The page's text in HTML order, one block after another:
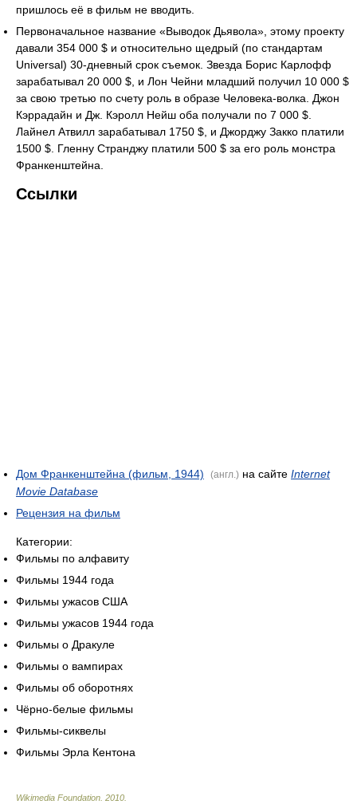
пришлось её в фильм не вводить.
Первоначальное название «Выводок Дьявола», этому проекту
давали 354 000 $ и относительно щедрый (по стандартам
Universal) 30-дневный срок съемок. Звезда Борис Карлофф
зарабатывал 20 000 $, и Лон Чейни младший получил 10 000 $
за свою третью по счету роль в образе Человека-волка. Джон
Кэррадайн и Дж. Кэролл Нейш оба получали по 7 000 $.
Лайнел Атвилл зарабатывал 1750 $, и Джорджу Закко платили
1500 $. Гленну Странджу платили 500 $ за его роль монстра
Франкенштейна.
Ссылки
Дом Франкенштейна (фильм, 1944) (англ.) на сайте Internet
Movie Database
Рецензия на фильм
Категории:
Фильмы по алфавиту
Фильмы 1944 года
Фильмы ужасов США
Фильмы ужасов 1944 года
Фильмы о Дракуле
Фильмы о вампирах
Фильмы об оборотнях
Чёрно-белые фильмы
Фильмы-сиквелы
Фильмы Эрла Кентона
Wikimedia Foundation 2010